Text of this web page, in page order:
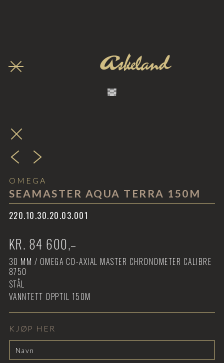
OMEGA
SEAMASTER AQUA TERRA 150M
220.10.30.20.03.001
KR. 84 600,–
30 MM / OMEGA CO-AXIAL MASTER CHRONOMETER CALIBRE
8750
STÅL
VANNTETT OPPTIL 150M
KJØP HER